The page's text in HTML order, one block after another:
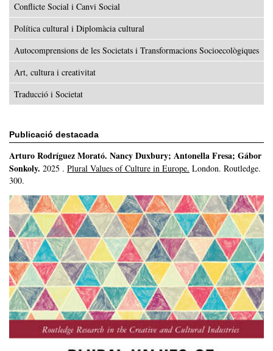
Conflicte Social i Canvi Social
Política cultural i Diplomàcia cultural
Autocomprensions de les Societats i Transformacions Socioecològiques
Art, cultura i creativitat
Traducció i Societat
Publicació destacada
Arturo Rodríguez Morató. Nancy Duxbury; Antonella Fresa; Gábor
Sonkoly. 2025 . Plural Values of Culture in Europe. London. Routledge.
300.